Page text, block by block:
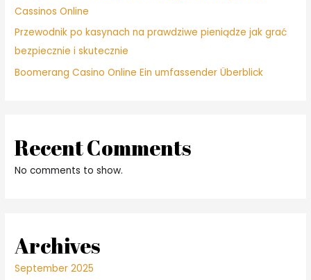
Cassinos Online
Przewodnik po kasynach na prawdziwe pieniądze jak grać
bezpiecznie i skutecznie
Boomerang Casino Online Ein umfassender Überblick
Recent Comments
No comments to show.
Archives
September 2025